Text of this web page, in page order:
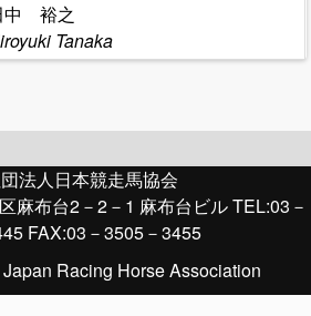
中 裕之
Tanaka
法人日本競走馬協会
麻布台2－2－1 麻布台ビル TEL:03－
FAX:03－3505－3455
Racing Horse Association